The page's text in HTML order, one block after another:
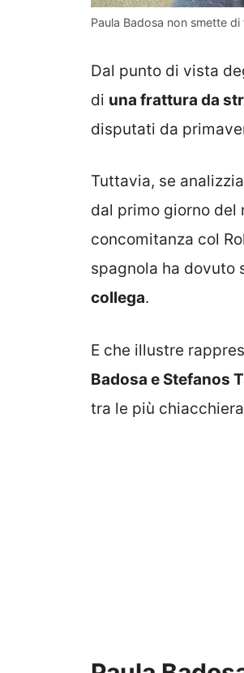
Paula Badosa non smette
Dal punto di vista
di una frattura da
disputati da
Tuttavia, se
dal primo giorno del
concomitanza col
spagnola ha dovuto
collega.
E che illustre
Badosa e Stefanos
tra le più